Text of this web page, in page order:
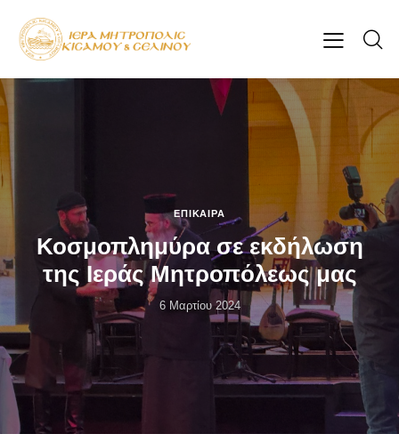
ΕΠΊΚΑΙΡΑ
Κοσμοπλημύρα σε εκδήλωση
της Ιεράς Μητροπόλεως μας
6 Μαρτίου 2024